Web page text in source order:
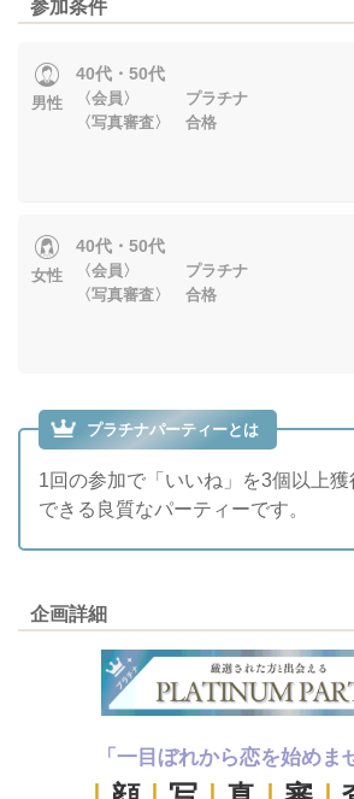
参加条件
男性
40代・50代
〈会員〉 プラチナ
〈写真審査〉 合格
女性
40代・50代
〈会員〉 プラチナ
〈写真審査〉 合格
プラチナパーティーとは
1回の参加で「いいね」を3個以上
できる良質なパーティーです。
企画詳細
「一目ぼれから恋を始めま